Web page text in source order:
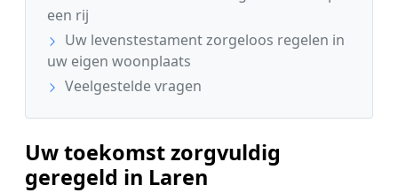
een rij
Uw levenstestament zorgeloos regelen in
uw eigen woonplaats
Veelgestelde vragen
Uw toekomst zorgvuldig
geregeld in Laren